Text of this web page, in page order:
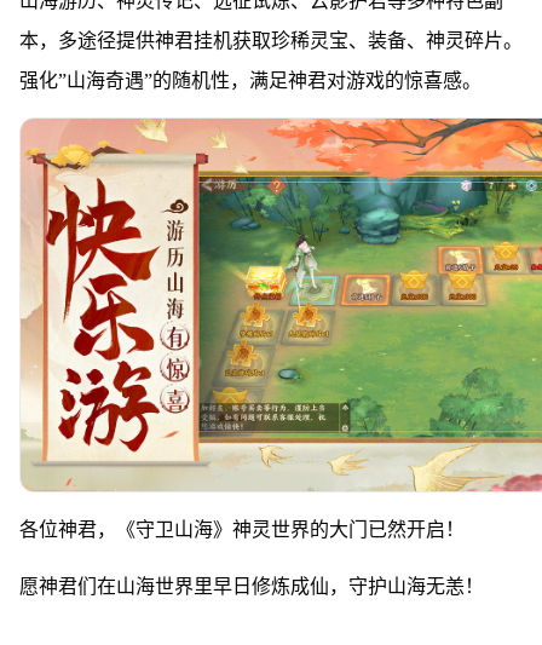
本，多途径提供神君挂机获取珍稀灵宝、装备、神灵碎片。
强化”山海奇遇”的随机性，满足神君对游戏的惊喜感。
各位神君，《守卫山海》神灵世界的大门已然开启！
愿神君们在山海世界里早日修炼成仙，守护山海无恙！